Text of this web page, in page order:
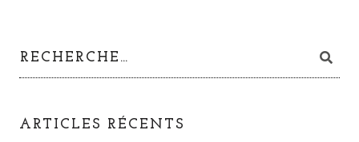
ARTICLES RÉCENTS